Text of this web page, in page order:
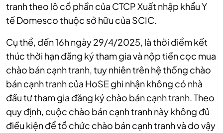
tranh theo lô cổ phần của CTCP Xuất nhập khẩu Y
tế Domesco thuộc sở hữu của SCIC.
Cụ thể, đến 16h ngày 29/4/2025, là thời điểm kết
thúc thời hạn đăng ký tham gia và nộp tiền cọc mua
chào bán cạnh tranh, tuy nhiên trên hệ thống chào
bán cạnh tranh của HoSE ghi nhận không có nhà
đầu tư tham gia đăng ký chào bán cạnh tranh. Theo
quy định, cuộc chào bán cạnh tranh này không đủ
điều kiện để tổ chức chào bán cạnh tranh và do vậy